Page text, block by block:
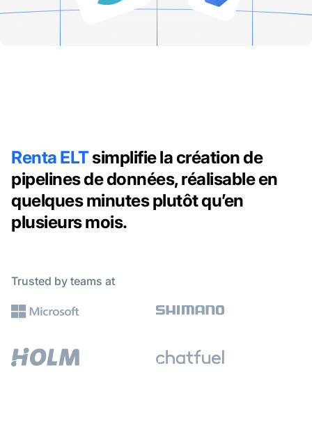
Renta ELTsimplifie la création de
pipelines de données, réalisable en
quelques minutes plutôt qu’en
plusieurs mois.
Trusted by teams at